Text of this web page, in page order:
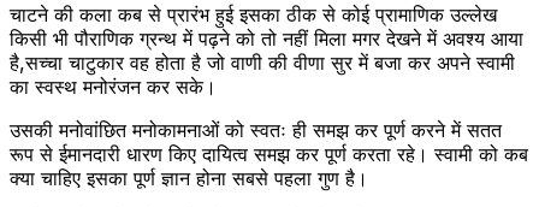
चाटने की कला कब से प्रारंभ हुई इसका ठीक से कोई प्रामाणिक उल्लेख
किसी भी पौराणिक ग्रन्थ में पढ़ने को तो नहीं मिला मगर देखने में अवश्य आया
है,सच्चा चाटुकार वह होता है जो वाणी की वीणा सुर में बजा कर अपने स्वामी
का स्वस्थ मनोरंजन कर सके।
उसकी मनोवांछित मनोकामनाओं को स्वतः ही समझ कर पूर्ण करने में सतत
रूप से ईमानदारी धारण किए दायित्व समझ कर पूर्ण करता रहे। स्वामी को कब
क्या चाहिए इसका पूर्ण ज्ञान होना सबसे पहला गुण है।